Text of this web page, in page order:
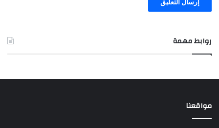
روابط مهمة
مواقعنا